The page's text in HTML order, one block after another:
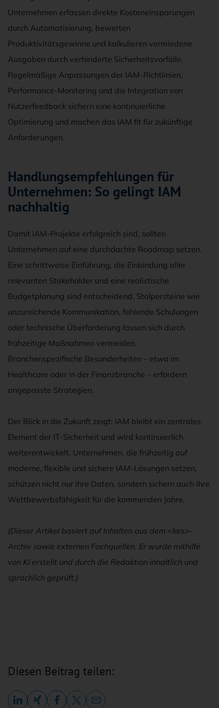
Unternehmen erfassen direkte Kosteneinsparungen
durch Automatisierung, bewerten
Produktivitätsgewinne und kalkulieren vermiedene
Ausgaben durch verhinderte Sicherheitsvorfälle.
Regelmäßige Anpassungen der IAM-Richtlinien,
Performance-Monitoring und die Integration von
Nutzerfeedback sichern eine kontinuierliche
Optimierung und machen das IAM fit für zukünftige
Anforderungen.
Handlungsempfehlungen für
Unternehmen: So gelingt IAM
nachhaltig
Damit IAM-Projekte erfolgreich sind, sollten
Unternehmen auf eine durchdachte Roadmap setzen.
Eine schrittweise Einführung, die Einbindung aller
relevanten Stakeholder und eine realistische
Budgetplanung sind entscheidend. Stolpersteine wie
unzureichende Kommunikation, fehlende Schulungen
oder technische Überforderung lassen sich durch
frühzeitige Maßnahmen vermeiden.
Branchenspezifische Besonderheiten – etwa im
Healthcare oder in der Finanzbranche – erfordern
angepasste Strategien.
Der Blick in die Zukunft zeigt: IAM bleibt ein zentrales
Element der IT-Sicherheit und wird kontinuierlich
weiterentwickelt. Unternehmen, die frühzeitig auf
moderne, flexible und sichere IAM-Lösungen setzen,
schützen nicht nur ihre Daten, sondern sichern auch ihre
Wettbewerbsfähigkeit für die kommenden Jahre.
(Dieser Artikel basiert auf Inhalten aus dem <kes>-
Archiv sowie externen Fachquellen. Er wurde mithilfe
von KI erstellt und durch die Redaktion inhaltlich und
sprachlich geprüft.)
Diesen Beitrag teilen: